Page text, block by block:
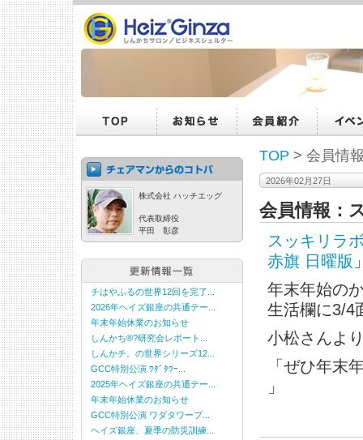
TOP > 会員
2026年02月27日
会員情報：
スッキリラ
赤旗 日曜版
年末年始の
生活欄に3/4
小松さんよ
「ぜひ年末
」
株式会社 ハッチエッグ
代表取締役
平田 彰彦
チはやふるの世界12回を完了...
2026年ヘイズ銀座の共通テー...
年末年始休業のお知らせ
しんかち®?研究会レポート...
しんかチ。の世界シリーズ12...
GCC特別公演 ﾜﾀﾞﾀﾜｰ...
2025年ヘイズ銀座の共通テー...
年末年始休業のお知らせ
GCC特別公演 ワダタワープ...
ヘイズ銀座、夏季の防災訓練...